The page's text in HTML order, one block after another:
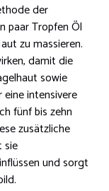
der
paar Tropfen Öl
zu massieren.
damit die
sowie
intensivere
fünf bis zehn
zusätzliche
sie
und sorgt